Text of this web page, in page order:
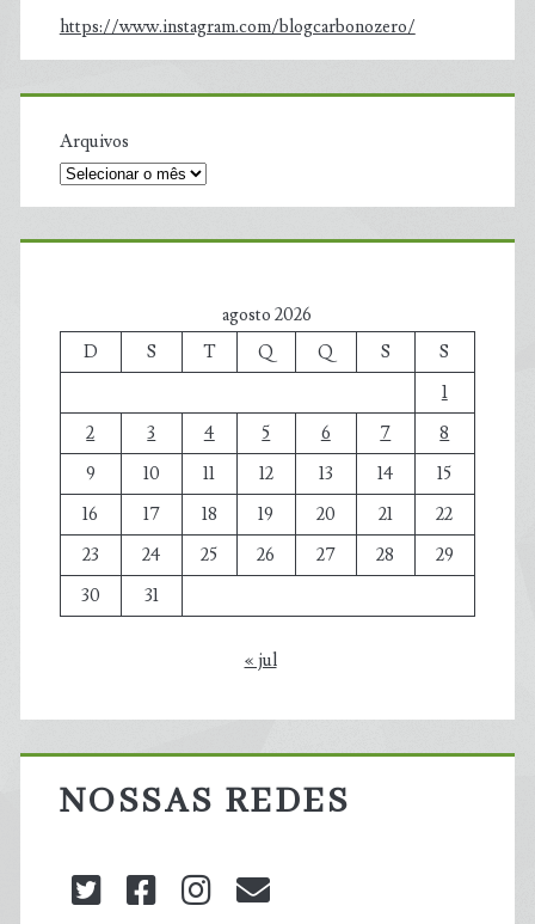
https://www.instagram.com/blogcarbonozero/
Arquivos
agosto 2026
D
S T Q Q S
S
1
2
3 4 5 6 7
8
9
10 11 12 13 14
15
16
17 18 19 20 21
22
23
24 25 26 27 28
29
30
31
« jul
NOSSAS REDES
twitterfacebookinstagram